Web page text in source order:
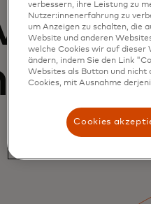
verbessern, ihre Leistung zu
Nutzer:innenerfahrung zu
um Anzeigen zu schalten, die
Website und anderen
welche Cookies wir auf dieser
ändern, indem Sie den Link
Websites als Button und nicht
Cookies, mit Ausnahme
Cookies